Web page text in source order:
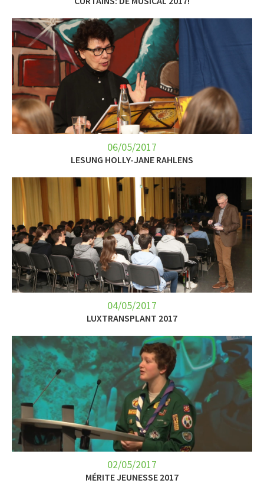
06/05/2017
LESUNG HOLLY-JANE RAHLENS
04/05/2017
LUXTRANSPLANT 2017
02/05/2017
MÉRITE JEUNESSE 2017